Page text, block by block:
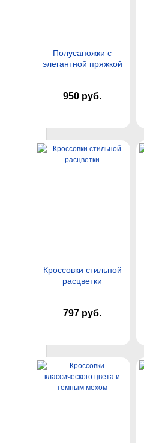
Полусапожки с
элегантной пряжкой
950 руб.
Кроссовки стильной
расцветки
797 руб.